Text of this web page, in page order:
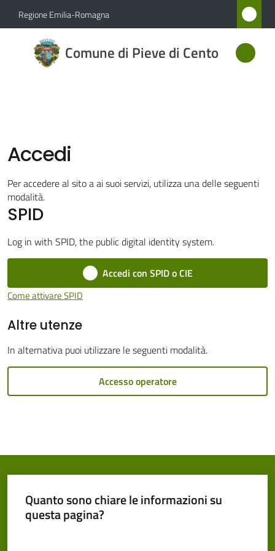
Vai al contenuto
Vai alla navigazione
Vai al footer
Regione Emilia-Romagna
Comune di Pieve di Cento
Comune
di Pieve
Servizi
Vivere
Pieve
Cento
Amministrazione
argomenti...
Seguici
Accedi
Per accedere al sito a ai suoi servizi, utilizza una delle seguenti
modalità.
SPID
Log in with SPID, the public digital identity system.
Accedi con SPID o CIE
Come attivare SPID
Altre utenze
In alternativa puoi utilizzare le seguenti modalità.
Accesso operatore
Quanto sono chiare le informazioni su
questa pagina?